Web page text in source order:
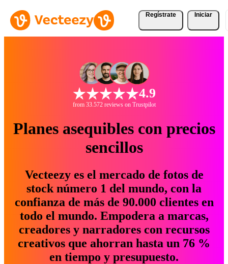
Regístrate Iniciar
4.9
from 33.572 reviews on Trustpilot
Planes asequibles con precios
sencillos
Vecteezy es el mercado de fotos de
stock número 1 del mundo, con la
confianza de más de 90.000 clientes en
todo el mundo. Empodera a marcas,
creadores y narradores con recursos
creativos que ahorran hasta un 76 %
en tiempo y presupuesto.